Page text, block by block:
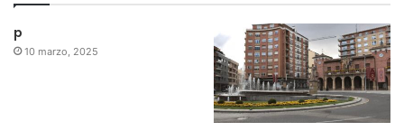
p
10 marzo, 2025